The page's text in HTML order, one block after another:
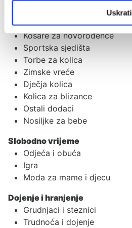
Uskrati
Kolica za jedno dijete
Košare za novorođenče
Sportska sjedišta
Torbe za kolica
Zimske vreće
Dječja kolica
Kolica za blizance
Ostali dodaci
Nosiljke za bebe
Slobodno vrijeme
Odjeća i obuća
Igra
Moda za mame i djecu
Dojenje i hranjenje
Grudnjaci i steznici
Trudnoća i dojenje